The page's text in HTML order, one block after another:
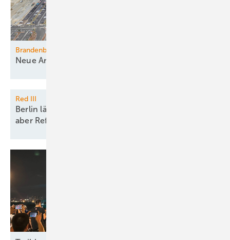
Brandenburg
Neue Ansiedlung von
Red III
Berlin lässt schnelle Meereswindparks zu, vergisst
aber Reform